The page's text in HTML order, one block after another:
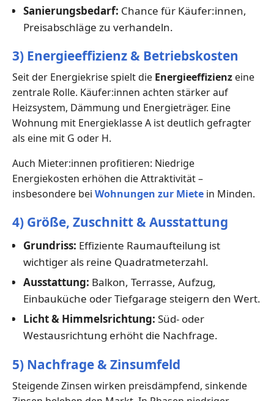
Sanierungsbedarf: Chance für Käufer:innen,
Preisabschläge zu verhandeln.
3) Energieeffizienz & Betriebskosten
Seit der Energiekrise spielt die Energieeffizienz eine
zentrale Rolle. Käufer:innen achten stärker auf
Heizsystem, Dämmung und Energieträger. Eine
Wohnung mit Energieklasse A ist deutlich gefragter
als eine mit G oder H.
Auch Mieter:innen profitieren: Niedrige
Energiekosten erhöhen die Attraktivität –
insbesondere bei Wohnungen zur Miete in Minden.
4) Größe, Zuschnitt & Ausstattung
Grundriss: Effiziente Raumaufteilung ist
wichtiger als reine Quadratmeterzahl.
Ausstattung: Balkon, Terrasse, Aufzug,
Einbauküche oder Tiefgarage steigern den Wert.
Licht & Himmelsrichtung: Süd- oder
Westausrichtung erhöht die Nachfrage.
5) Nachfrage & Zinsumfeld
Steigende Zinsen wirken preisdämpfend, sinkende